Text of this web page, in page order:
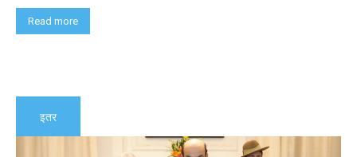
Read more
इतर